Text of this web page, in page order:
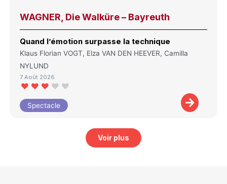
WAGNER, Die Walküre – Bayreuth
Quand l’émotion surpasse la technique
Klaus Florian VOGT, Elza VAN DEN HEEVER, Camilla
NYLUND
7 Août 2026
Spectacle
Voir plus